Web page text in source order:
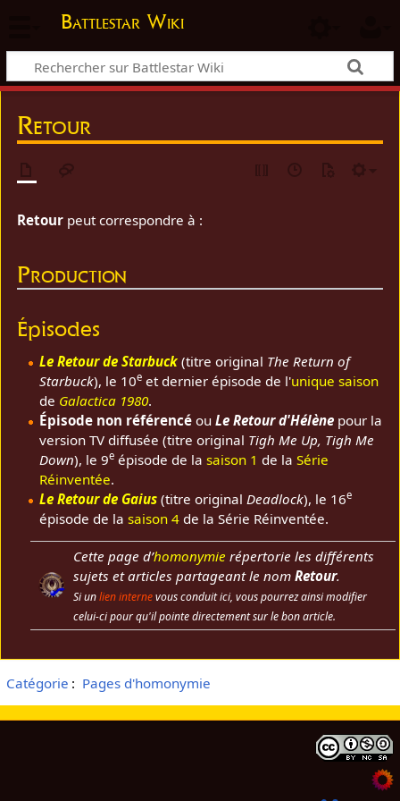
Battlestar Wiki
Retour
Retour peut correspondre à :
Production
Épisodes
Le Retour de Starbuck(titre original The Return of
Starbuck), le 10eet dernier épisode de l'unique saison
de Galactica 1980.
Épisode non référencéou Le Retour d'Hélènepour la
version TV diffusée (titre original Tigh Me Up, Tigh Me
Down), le 9eépisode de la saison 1 de la Série
Réinventée.
Le Retour de Gaius(titre original Deadlock), le 16e
épisode de la saison 4de la Série Réinventée.
Cette page d’homonymie répertorie les différents
sujets et articles partageant le nom Retour.
Si unlien internevous conduit ici, vous pourrez ainsi modifier
celui-ci pour qu'il pointe directement sur le bon article.
Catégorie : Pages d'homonymie